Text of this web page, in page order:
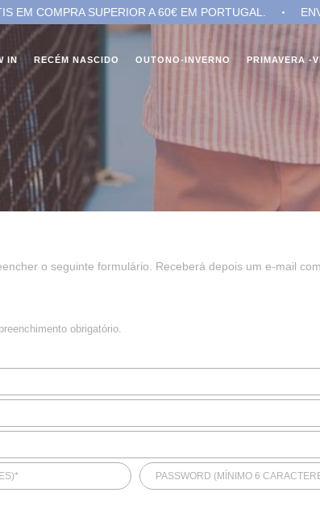
COMPRA SUPERIOR A 60€ EM PORTUGAL. ENVIO
IN RECÉM NASCIDO OUTONO-INVERNO PRIMAVERA -
o seguinte formulário. Receberá depois um e-mail
obrigatório.
PASSWORD (MÍNIMO 6